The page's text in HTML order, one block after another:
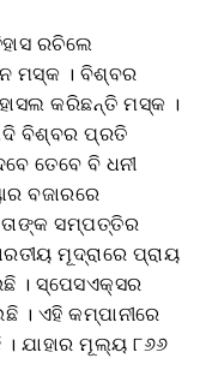
ରଚିଲେ
ମସ୍କ । ବିଶ୍ବର
କରିଛନ୍ତି ମସ୍କ ।
ବିଶ୍ବର ପ୍ରତି
ତେବେ ବି ଧନୀ
ବଜାରରେ
ସମ୍ପତ୍ତିର
ମୂଦ୍ରାରେ ପ୍ରାୟ
। ସ୍ପେସଏକ୍ସର
। ଏହି କମ୍ପାନୀରେ
ଯାହାର ମୂଲ୍ୟ ୮୬୬